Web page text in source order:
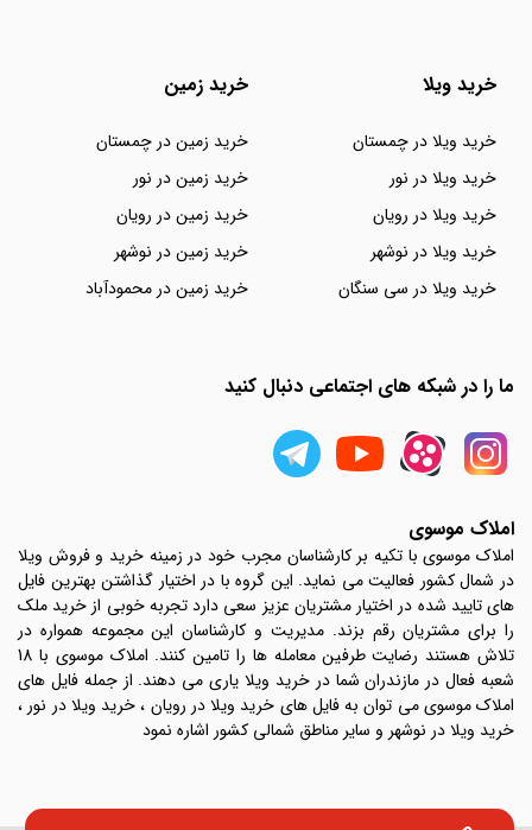
خرید ویلا
خرید ویلا در چمستان
خرید ویلا در نور
خرید ویلا در رویان
خرید ویلا در نوشهر
خرید ویلا در سی سنگان
خرید زمین
خرید زمین در چمستان
خرید زمین در نور
خرید زمین در رویان
خرید زمین در نوشهر
خرید زمین در محمودآباد
ما را در شبکه های اجتماعی دنبال کنید
املاک موسوی
املاک موسوی با تکیه بر کارشناسان مجرب خود در زمینه خرید و فروش ویلا
در شمال کشور فعالیت می نماید. این گروه با در اختیار گذاشتن بهترین فایل
های تایید شده در اختیار مشتریان عزیز سعی دارد تجربه خوبی از خرید ملک
را برای مشتریان رقم بزند. مدیریت و کارشناسان این مجموعه همواره در
تلاش هستند رضایت طرفین معامله ها را تامین کنند. املاک موسوی با 18
شعبه فعال در مازندران شما در خرید ویلا یاری می دهند. از جمله فایل های
املاک موسوی می توان به فایل های خرید ویلا در رویان ، خرید ویلا در نور ،
خرید ویلا در نوشهر و سایر مناطق شمالی کشور اشاره نمود